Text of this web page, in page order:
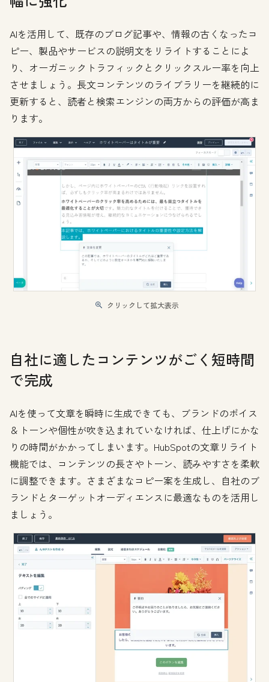
AIを活用して、既存のブログ記事や、情報の古くなったコ
ピー、製品やサービスの説明文をリライトすることによ
り、オーガニックトラフィックとクリックスルー率を向上
させましょう。長文コンテンツのライブラリーを継続的に
更新すると、読者と検索エンジンの両方からの評価が高ま
ります。
クリックして拡大表示
自社に適したコンテンツがごく短時間
で完成
AIを使って文章を瞬時に生成できても、ブランドのボイス
＆トーンや個性が吹き込まれていなければ、仕上げにかな
りの時間がかかってしまいます。HubSpotの文章リライト
機能では、コンテンツの長さやトーン、読みやすさを柔軟
に調整できます。さまざまなコピー案を生成し、自社のブ
ランドとターゲットオーディエンスに最適なものを活用し
ましょう。